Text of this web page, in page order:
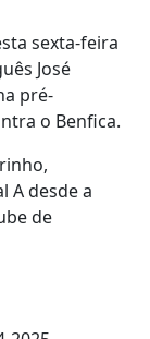
sexta-feira
José
pré-
o Benfica.
A desde a
de